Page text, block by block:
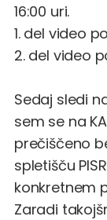
16:00 uri.
1. del video
2. del video
Sedaj sledi
sem se na
prečiščeno
spletišču
konkretnem
Zaradi